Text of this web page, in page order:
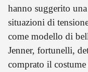
hanno suggerito
situazioni di
come modello di
Jenner, fortunelli,
comprato il costume